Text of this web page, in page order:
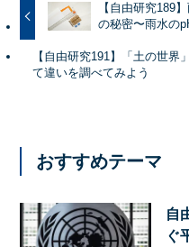
【自由研究189
の秘密〜雨水の
【自由研究191】「土の世界
て違いを調べてみよう
おすすめテーマ
自
ぐ